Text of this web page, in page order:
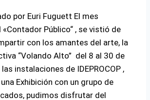
por Euri Fuguett El mes
Público“ , se vistió de
con los amantes del arte, la
“Volando Alto” del 8 al 30 de
instalaciones de IDEPROCOP ,
Exhibición con un grupo de
pudimos disfrutar del